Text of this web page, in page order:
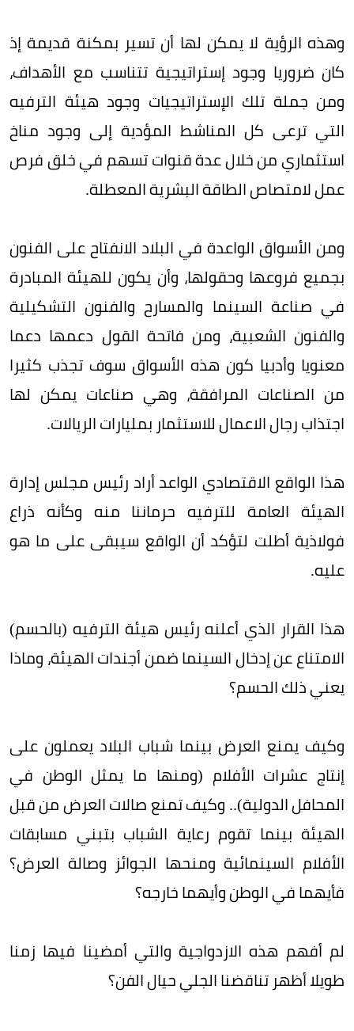
وهذه الرؤية لا يمكن لها أن تسير بمكنة قديمة إذ
كان ضروريا وجود إستراتيجية تتناسب مع الأهداف،
ومن جملة تلك الإستراتيجيات وجود هيئة الترفيه
التي ترعى كل المناشط المؤدية إلى وجود مناخ
استثماري من خلال عدة قنوات تسهم في خلق فرص
عمل لامتصاص الطاقة البشرية المعطلة.
ومن الأسواق الواعدة في البلاد الانفتاح على الفنون
بجميع فروعها وحقولها، وأن يكون للهيئة المبادرة
في صناعة السينما والمسارح والفنون التشكيلية
والفنون الشعبية، ومن فاتحة القول دعمها دعما
معنويا وأدبيا كون هذه الأسواق سوف تجذب كثيرا
من الصناعات المرافقة، وهي صناعات يمكن لها
اجتذاب رجال الاعمال للاستثمار بمليارات الريالات.
هذا الواقع الاقتصادي الواعد أراد رئيس مجلس إدارة
الهيئة العامة للترفيه حرماننا منه وكأنه ذراع
فولاذية أطلت لتؤكد أن الواقع سيبقى على ما هو
عليه.
هذا القرار الذي أعلنه رئيس هيئة الترفيه (بالحسم)
الامتناع عن إدخال السينما ضمن أجندات الهيئة، وماذا
يعني ذلك الحسم؟
وكيف يمنع العرض بينما شباب البلاد يعملون على
إنتاج عشرات الأفلام (ومنها ما يمثل الوطن في
المحافل الدولية).. وكيف تمنع صالات العرض من قبل
الهيئة بينما تقوم رعاية الشباب بتبني مسابقات
الأفلام السينمائية ومنحها الجوائز وصالة العرض؟
فأيهما في الوطن وأيهما خارجه؟
لم أفهم هذه الازدواجية والتي أمضينا فيها زمنا
طويلا أظهر تناقضنا الجلي حيال الفن؟